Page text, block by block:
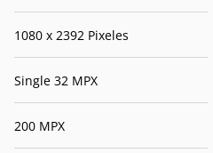
1080 x 2392 Pixeles
Single 32 MPX
200 MPX